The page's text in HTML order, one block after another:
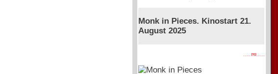
Monk in Pieces. Kinostart 21.
August 2025
. . . . PR . . . .